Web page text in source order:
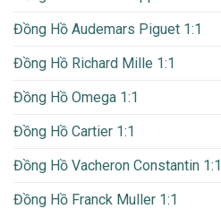
Đồng Hồ Audemars Piguet 1:1
Đồng Hồ Richard Mille 1:1
Đồng Hồ Omega 1:1
Đồng Hồ Cartier 1:1
Đồng Hồ Vacheron Constantin 1:1
Đồng Hồ Franck Muller 1:1